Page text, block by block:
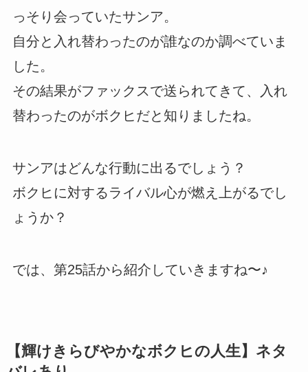
っそり会っていたサンア。
自分と入れ替わったのが誰なのか調べていま
した。
その結果がファックスで送られてきて、入れ
替わったのがボクヒだと知りましたね。
サンアはどんな行動に出るでしょう？
ボクヒに対するライバル心が燃え上がるでし
ょうか？
では、第25話から紹介していきますね〜♪
【輝けきらびやかなボクヒの人生】ネタ